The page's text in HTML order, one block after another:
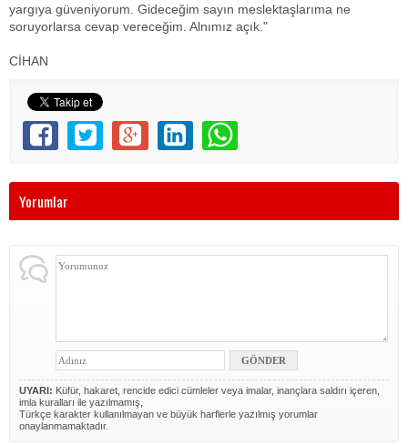
yargıya güveniyorum. Gideceğim sayın meslektaşlarıma ne
soruyorlarsa cevap vereceğim. Alnımız açık."
CİHAN
Yorumlar
UYARI: Küfür, hakaret, rencide edici cümleler veya imalar, inançlara saldırı içeren,
imla kuralları ile yazılmamış,
Türkçe karakter kullanılmayan ve büyük harflerle yazılmış yorumlar
onaylanmamaktadır.